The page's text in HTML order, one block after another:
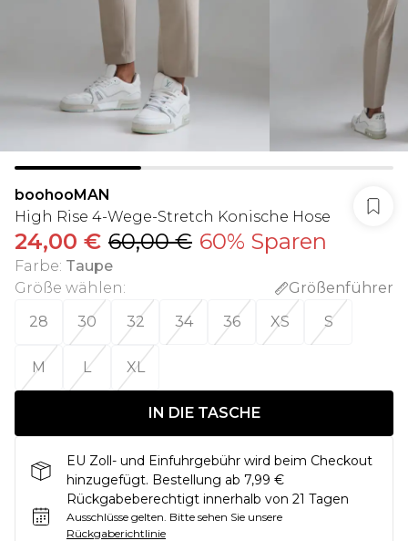
boohooMAN
High Rise 4-Wege-Stretch Konische Hose
24,00 € 60,00 € 60% Sparen
Farbe: Taupe
Größe wählen:
Größenführer
28
30 32 34 36 XS S
M L XL
IN DIE TASCHE
EU Zoll- und Einfuhrgebühr wird beim Checkout
hinzugefügt. Bestellung ab 7,99 €
Rückgabeberechtigt innerhalb von 21 Tagen
Ausschlüsse gelten. Bitte sehen Sie unsere
Rückgaberichtlinie